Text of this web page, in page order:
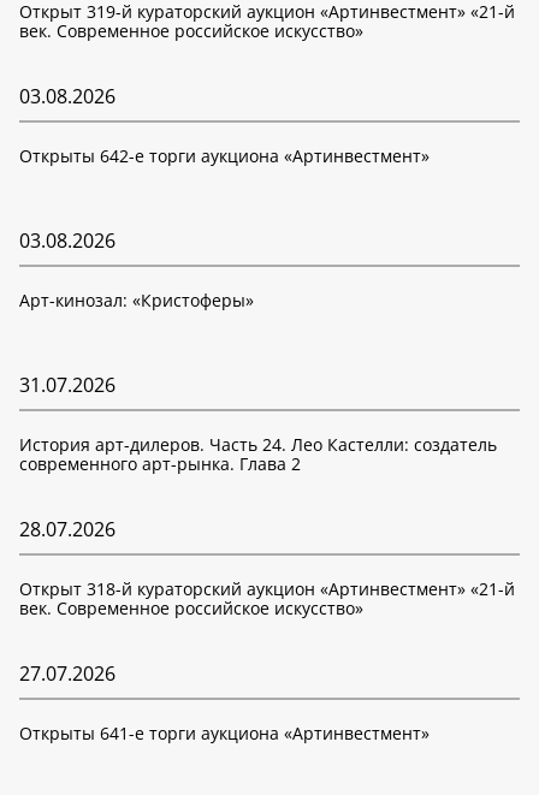
Открыт 319-й кураторский аукцион «Артинвестмент» «21-й
век. Современное российское искусство»
03.08.2026
Открыты 642-е торги аукциона «Артинвестмент»
03.08.2026
Арт-кинозал: «Кристоферы»
31.07.2026
История арт-дилеров. Часть 24. Лео Кастелли: создатель
современного арт-рынка. Глава 2
28.07.2026
Открыт 318-й кураторский аукцион «Артинвестмент» «21-й
век. Современное российское искусство»
27.07.2026
Открыты 641-е торги аукциона «Артинвестмент»